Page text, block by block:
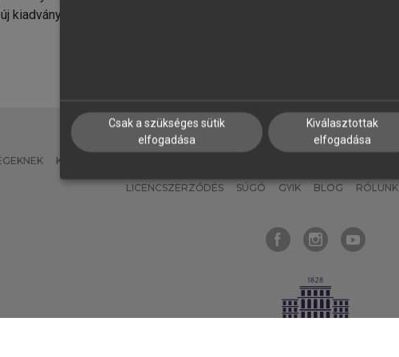
kiadvány.
KÖNYVTÁROSOKNAK
LICENCSZERZŐDÉS SÚGÓ GYIK BLOG RÓLUNK
Csak a szükséges sütik
elfogadása
Kiválasztottak
elfogadása